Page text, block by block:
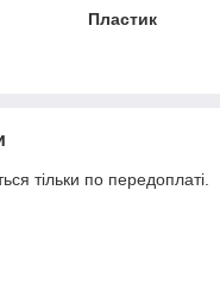
Пластик
тільки по передоплаті.